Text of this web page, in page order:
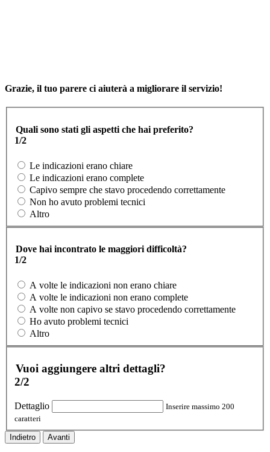
Grazie, il tuo parere ci aiuterà a migliorare il servizio!
Quali sono stati gli aspetti che hai preferito?
1/2
Le indicazioni erano chiare
Le indicazioni erano complete
Capivo sempre che stavo procedendo correttamente
Non ho avuto problemi tecnici
Altro
Dove hai incontrato le maggiori difficoltà?
1/2
A volte le indicazioni non erano chiare
A volte le indicazioni non erano complete
A volte non capivo se stavo procedendo correttamente
Ho avuto problemi tecnici
Altro
Vuoi aggiungere altri dettagli?
2/2
Dettaglio
Inserire massimo 200
caratteri
Indietro Avanti